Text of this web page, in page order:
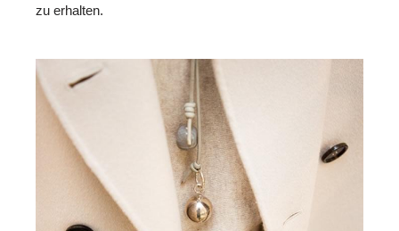
zu erhalten.